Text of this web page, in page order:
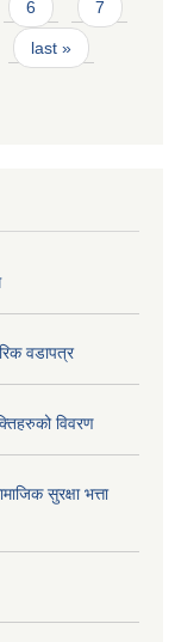
6 7
last »
वडापत्र
विवरण
सुरक्षा भत्ता